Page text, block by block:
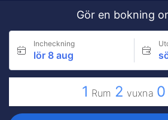
Gör en bokning
Incheckning
lör 8 aug
1 Rum 2 vuxna 0